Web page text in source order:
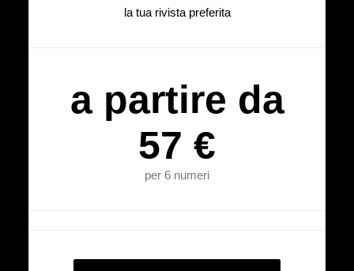
la tua rivista preferita
a partire da
57 €
per 6 numeri